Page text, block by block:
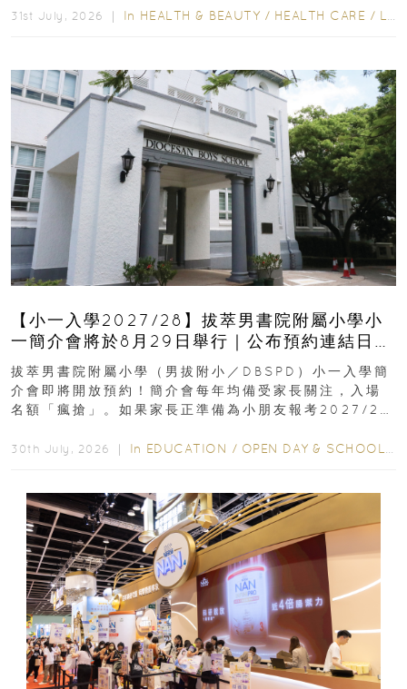
31st July, 2026 ｜ In HEALTH & BEAUTY / HEALTH CARE / LIFESTYLE
【小一入學2027/28】拔萃男書院附屬小學小
一簡介會將於8月29日舉行｜公布預約連結日期
｜更設有網上重溫
拔萃男書院附屬小學（男拔附小／DBSPD）小一入學簡
介會即將開放預約！簡介會每年均備受家長關注，入場
名額「瘋搶」。如果家長正準備為小朋友報考2027/28
30th July, 2026 ｜ In EDUCATION / OPEN DAY & SCHOOL EVENTS